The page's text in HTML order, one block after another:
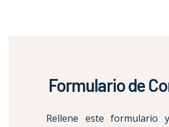
Formulario de
Rellene este formulario